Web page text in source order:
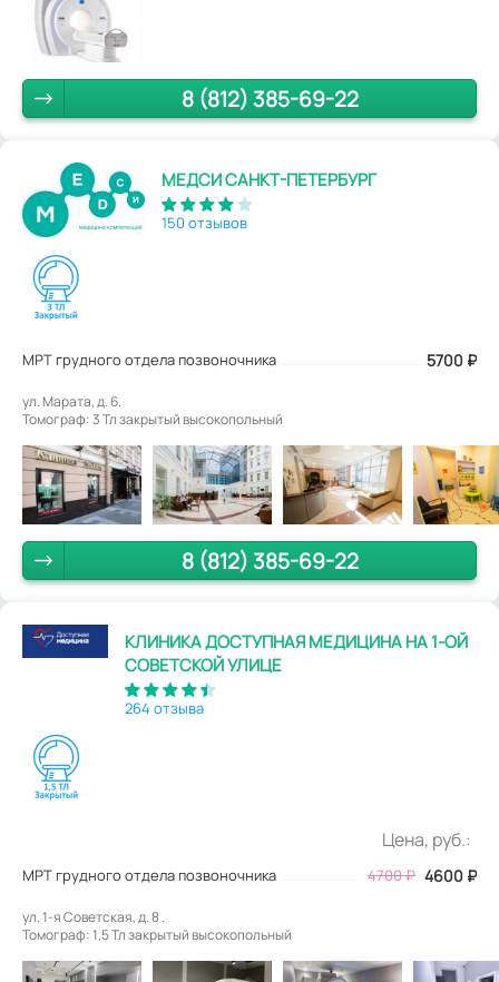
8 (812) 385-69-22
МЕДСИ САНКТ-ПЕТЕРБУРГ
150 отзывов
МРТ грудного отдела позвоночника 5700 ₽
ул. Марата, д. 6.
Томограф: 3 Тл закрытый высокопольный
8 (812) 385-69-22
КЛИНИКА ДОСТУПНАЯ МЕДИЦИНА НА 1-ОЙ
СОВЕТСКОЙ УЛИЦЕ
264 отзыва
Цена, руб.:
МРТ грудного отдела позвоночника 4700₽ 4600 ₽
ул. 1-я Советская, д. 8 .
Томограф: 1,5 Тл закрытый высокопольный